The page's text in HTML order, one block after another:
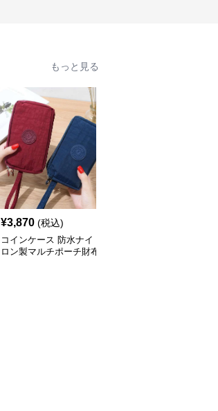
もっと見る
¥3,870 (税込)
コインケース 防水ナイ
ロン製マルチポーチ財布